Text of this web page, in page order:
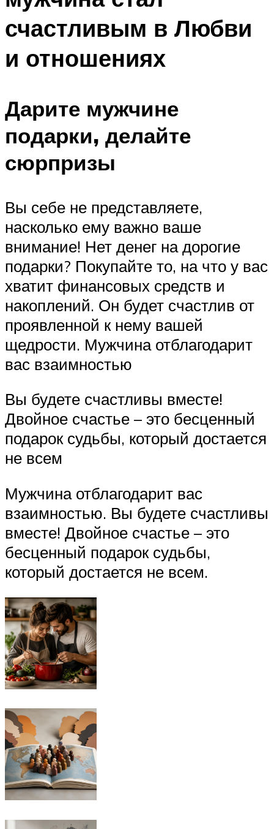
счастливым в Любви
и отношениях
Дарите мужчине
подарки, делайте
сюрпризы
Вы себе не представляете,
насколько ему важно ваше
внимание! Нет денег на дорогие
подарки? Покупайте то, на что у вас
хватит финансовых средств и
накоплений. Он будет счастлив от
проявленной к нему вашей
щедрости. Мужчина отблагодарит
вас взаимностью
Вы будете счастливы вместе!
Двойное счастье – это бесценный
подарок судьбы, который достается
не всем
Мужчина отблагодарит вас
взаимностью. Вы будете счастливы
вместе! Двойное счастье – это
бесценный подарок судьбы,
который достается не всем.